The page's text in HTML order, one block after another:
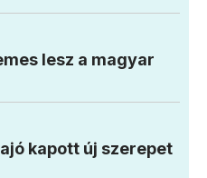
lesz a magyar
kapott új szerepet